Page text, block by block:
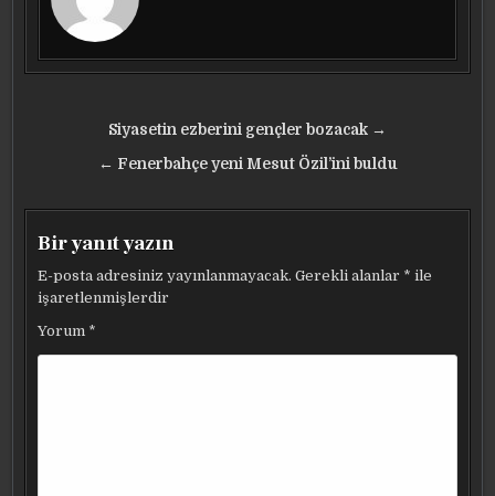
gezinmesi
Siyasetin ezberini gençler bozacak →
← Fenerbahçe yeni Mesut Özil’ini buldu
Bir yanıt yazın
E-posta adresiniz yayınlanmayacak. Gerekli alanlar * ile
işaretlenmişlerdir
Yorum *